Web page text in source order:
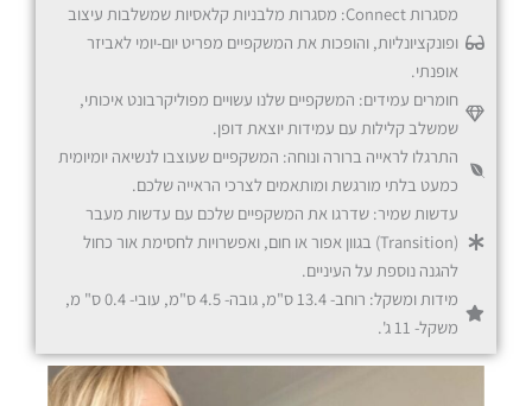
משקפי ראיה/קריאה
מסגרות Connect: מסגרות מלבניות קלאסיות שמשלבות עיצוב
ופונקציונליות, והופכות את המשקפיים מפריט יום-יומי לאביזר
אופנתי.
חומרים עמידים: המשקפיים שלנו עשויים מפוליקרבונט איכותי,
שמשלב קלילות עם עמידות יוצאת דופן.
התרגלו לראייה ברורה ונוחה: המשקפיים שעוצבו לנשיאה יומיומית
כמעט בלתי מורגשת ומותאמים לצרכי הראייה שלכם.
עדשות שמיר: שדרגו את המשקפיים שלכם עם עדשות מעבר
(Transition) בגוון אפור או חום, ואפשרויות לחסימת אור כחול
להגנה נוספת על העיניים.
מידות ומשקל: רוחב- 13.4 ס"מ, גובה- 4.5 ס"מ, עובי- 0.4 ס" מ,
משקל- 11 ג'.